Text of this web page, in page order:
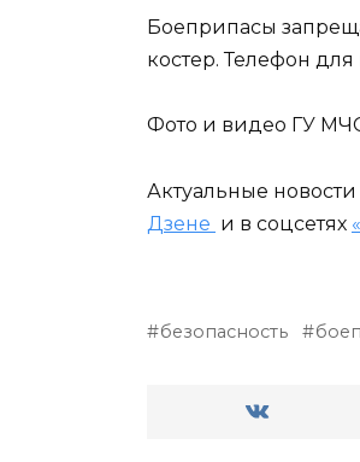
Боеприпасы
костер. Телефон для
Фото и видео ГУ
Актуальные
Дзене и в соцсетях
безопасность